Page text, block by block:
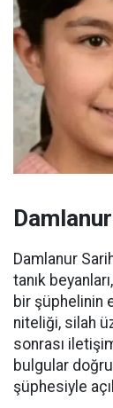
Damlanur
tanık
bir şüphelinin
niteliği, silah
sonrası
bulgular
şüphesiyle